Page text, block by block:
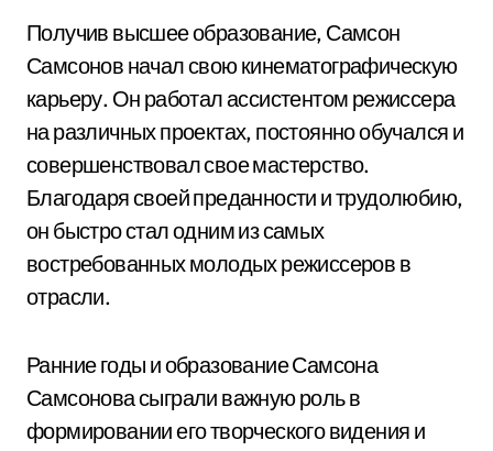
Получив высшее образование, Самсон
Самсонов начал свою кинематографическую
карьеру. Он работал ассистентом режиссера
на различных проектах, постоянно обучался и
совершенствовал свое мастерство.
Благодаря своей преданности и трудолюбию,
он быстро стал одним из самых
востребованных молодых режиссеров в
отрасли.
Ранние годы и образование Самсона
Самсонова сыграли важную роль в
формировании его творческого видения и